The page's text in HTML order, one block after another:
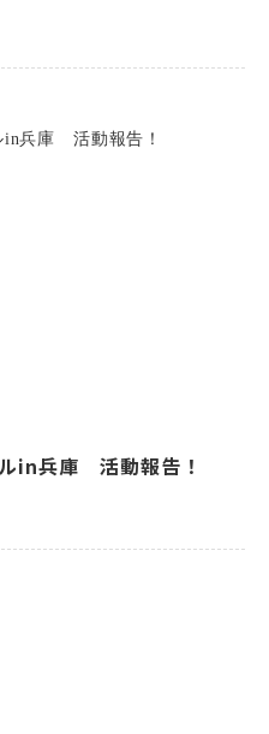
in兵庫 活動報告！